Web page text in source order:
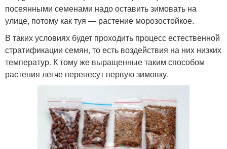
посеянными семенами надо оставить зимовать на
улице, потому как туя — растение морозостойкое.
В таких условиях будет проходить процесс естественной
стратификации семян, то есть воздействия на них низких
температур. К тому же выращенные таким способом
растения легче перенесут первую зимовку.